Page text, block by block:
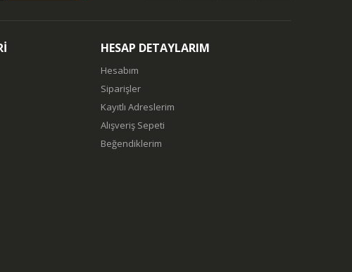
HESAP DETAYLARIM
Hesabım
Siparişler
Kayıtlı Adreslerim
Alışveriş Sepeti
Beğendiklerim